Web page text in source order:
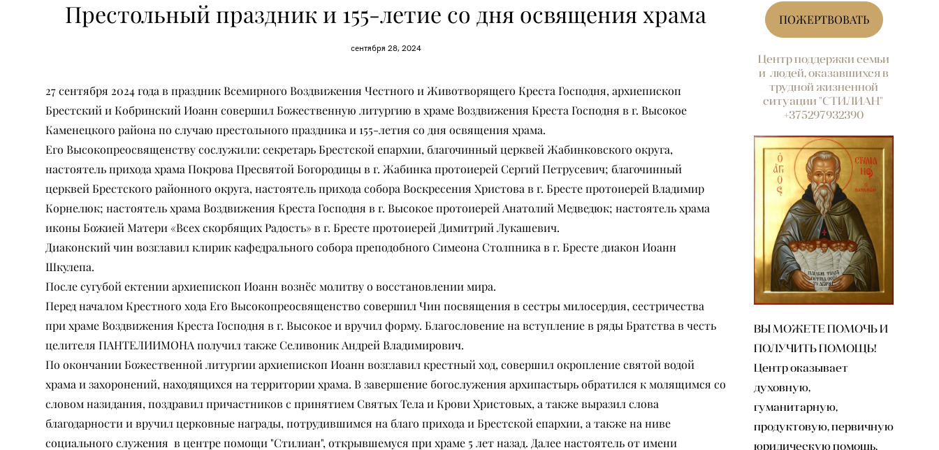
Престольный праздник и 155-летие со дня освящения храма
сентября 28, 2024
27 сентября 2024 года в праздник Всемирного Воздвижения Честного и Животворящего Креста Господня, архиепископ
Брестский и Кобринский Иоанн совершил Божественную литургию в храме Воздвижения Креста Господня в г. Высокое
Каменецкого района по случаю престольного праздника и 155-летия со дня освящения храма.
Его Высокопреосвященству сослужили: секретарь Брестской епархии, благочинный церквей Жабинковского округа,
настоятель прихода храма Покрова Пресвятой Богородицы в г. Жабинка протоиерей Сергий Петрусевич; благочинный
церквей Брестского районного округа, настоятель прихода собора Воскресения Христова в г. Бресте протоиерей Владимир
Корнелюк; настоятель храма Воздвижения Креста Господня в г. Высокое протоиерей Анатолий Медведюк; настоятель храма
иконы Божией Матери «Всех скорбящих Радость» в г. Бресте протоиерей Димитрий Лукашевич.
Диаконский чин возглавил клирик кафедрального собора преподобного Симеона Столпника в г. Бресте диакон Иоанн
Шкулепа.
После сугубой ектении архиепископ Иоанн вознёс молитву о восстановлении мира.
Перед началом Крестного хода Его Высокопреосвященство совершил Чин посвящения в сестры милосердия, сестричества
при храме Воздвижения Креста Господня в г. Высокое и вручил форму. Благословение на вступление в ряды Братства в честь
целителя ПАНТЕЛИИМОНА получил также Селивоник Андрей Владимирович.
По окончании Божественной литургии архиепископ Иоанн возглавил крестный ход, совершил окропление святой водой
храма и захоронений, находящихся на территории храма. В завершение богослужения архипастырь обратился к молящимся со
словом назидания, поздравил причастников с принятием Святых Тела и Крови Христовых, а также выразил слова
благодарности и вручил церковные награды, потрудившимся на благо прихода и Брестской епархии, а также на ниве
социального служения в центре помощи "Стилиан", открывшемуся при храме 5 лет назад. Далее настоятель от имени
ПОЖЕРТВОВАТЬ
Центр поддержки семьи
и людей, оказавшихся в
трудной жизненной
ситуации "СТИЛИАН"
+375297932390
ВЫ МОЖЕТЕ ПОМОЧЬ И
ПОЛУЧИТЬ ПОМОЩЬ!
Центр оказывает
духовную,
гуманитарную,
продуктовую, первичную
юридическую помощь,